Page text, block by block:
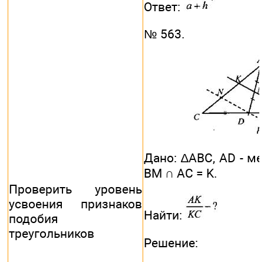
Проверить уровень
усвоения признаков
подобия
треугольников
Ответ:
№ 563.
Дано: ∆ABC, AD -
BM ∩ AC = K.
Найти:
Решение: